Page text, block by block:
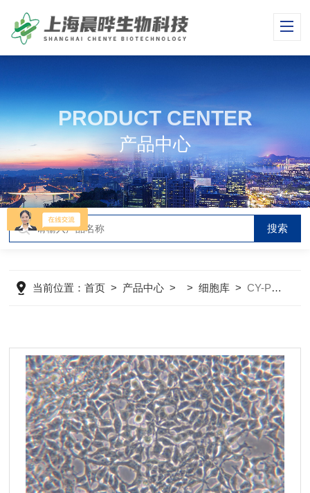
PRODUCT CENTER
产品中心
当前位置：首页 > 产品中心 > >细胞库 >CY-PC-M0079小鼠肾上腺髓质细胞